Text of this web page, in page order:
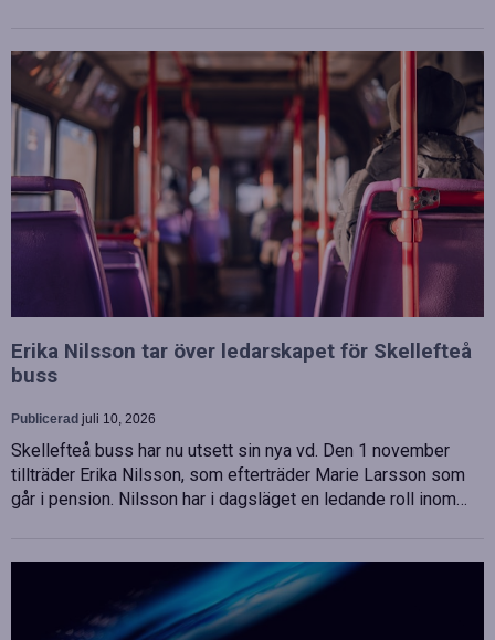
Erika Nilsson tar över ledarskapet för Skellefteå
buss
Publicerad juli 10, 2026
Skellefteå buss har nu utsett sin nya vd. Den 1 november
tillträder Erika Nilsson, som efterträder Marie Larsson som
går i pension. Nilsson har i dagsläget en ledande roll inom…